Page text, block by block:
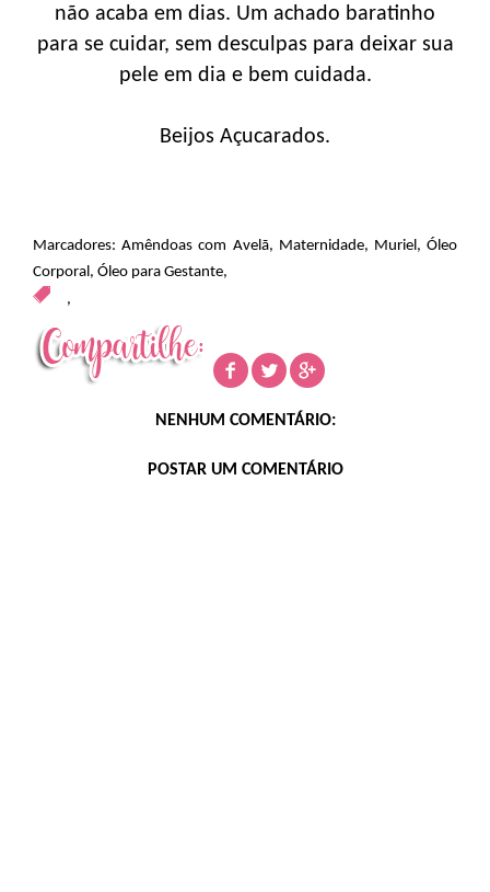
não acaba em dias. Um achado baratinho
para se cuidar, sem desculpas para deixar sua
pele em dia e bem cuidada.
Beijos Açucarados.
Marcadores:Amêndoas com Avelã, Maternidade, Muriel,Óleo
Corporal, Óleo para Gestante,
,
NENHUM COMENTÁRIO:
POSTAR UM COMENTÁRIO